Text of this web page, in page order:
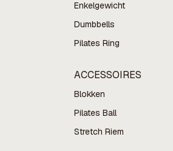
Enkelgewicht
Dumbbells
Pilates Ring
ACCESSOIRES
Blokken
Pilates Ball
Stretch Riem